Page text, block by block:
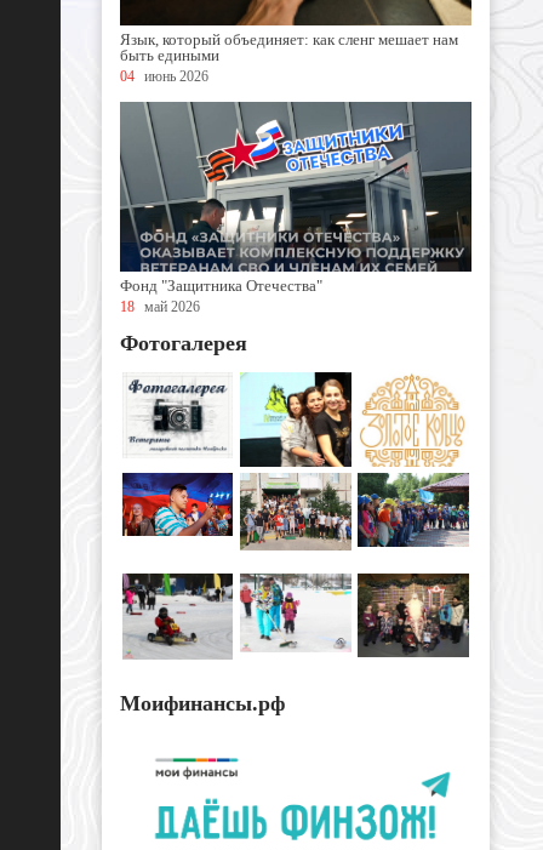
Язык, который объединяет: как сленг мешает нам
быть едиными
04 июнь 2026
Фонд "Защитника Отечества"
18 май 2026
Фотогалерея
Моифинансы.рф